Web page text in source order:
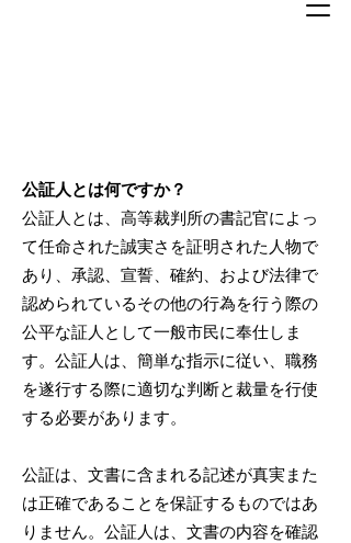
公証人とは何ですか？
公証人とは、高等裁判所の書記官によっ
て任命された誠実さを証明された人物で
あり、承認、宣誓、確約、および法律で
認められているその他の行為を行う際の
公平な証人として一般市民に奉仕しま
す。公証人は、簡単な指示に従い、職務
を遂行する際に適切な判断と裁量を行使
する必要があります。
公証は、文書に含まれる記述が真実また
は正確であることを保証するものではあ
りません。公証人は、文書の内容を確認